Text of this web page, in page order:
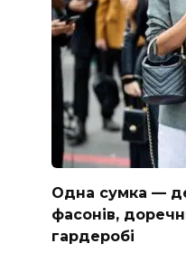
Одна сумка —
фасонів,
гардеробі